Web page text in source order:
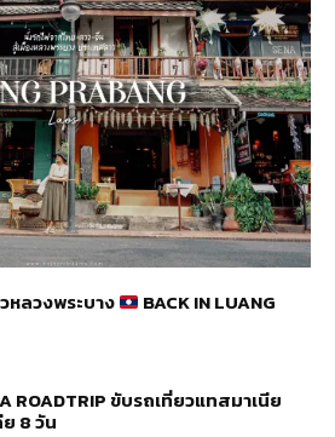
หลวงพระบาง BACK IN LUANG
ROADTRIP ขับรถเที่ยวแทสมาเนีย
8 วัน